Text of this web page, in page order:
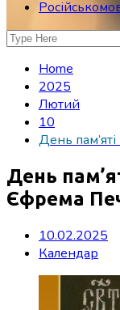
Home
2025
Лютий
10
День
День
Єфрема
10.02.2025
Календар